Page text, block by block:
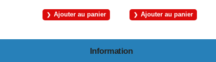
Ajouter au panier Ajouter au panier
Information